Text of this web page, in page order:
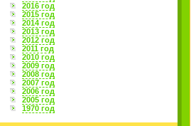
2016 год
2015 год
2014 год
2013 год
2012 год
2011 год
2010 год
2009 год
2008 год
2007 год
2006 год
2005 год
1970 год